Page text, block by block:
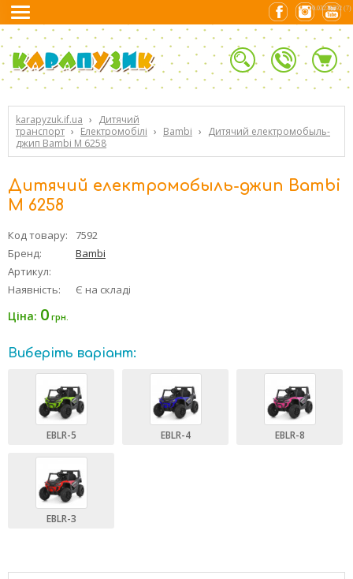
karapyzuk.if.ua › Дитячий
транспорт › Електромобілі › Bambi › Дитячий електромобыль-
джип Bambi M 6258
Дитячий електромобыль-джип Bambi
M 6258
Код товару:
7592
Бренд:
Bambi
Артикул:
Наявність:
Є на складі
Ціна: 0 грн.
Виберіть варіант:
EBLR-5 EBLR-4 EBLR-8
EBLR-3
0.03234792 (7)